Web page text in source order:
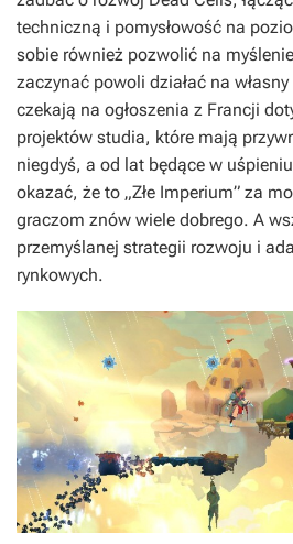
techniczną i pomysłowość na
sobie również pozwolić na
zaczynać powoli działać na
czekają na ogłoszenia z Francji
projektów studia, które mają
niegdyś, a od lat będące w
okazać, że to „Złe Imperium” za
graczom znów wiele dobrego. A
przemyślanej strategii rozwoju i
rynkowych.